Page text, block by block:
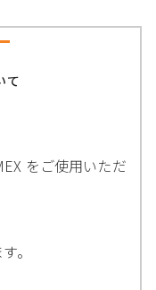
て
をご使用いただ
。